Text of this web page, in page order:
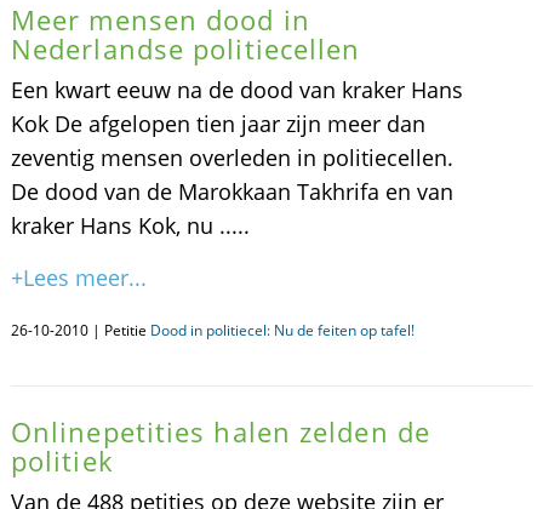
Meer mensen dood in
Nederlandse politiecellen
Een kwart eeuw na de dood van kraker Hans
Kok De afgelopen tien jaar zijn meer dan
zeventig mensen overleden in politiecellen.
De dood van de Marokkaan Takhrifa en van
kraker Hans Kok, nu .....
+Lees meer...
26-10-2010 | Petitie Dood in politiecel: Nu de feiten op tafel!
Onlinepetities halen zelden de
politiek
Van de 488 petities op deze website zijn er